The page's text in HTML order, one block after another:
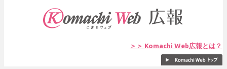
＞＞ Komachi Web広報とは？